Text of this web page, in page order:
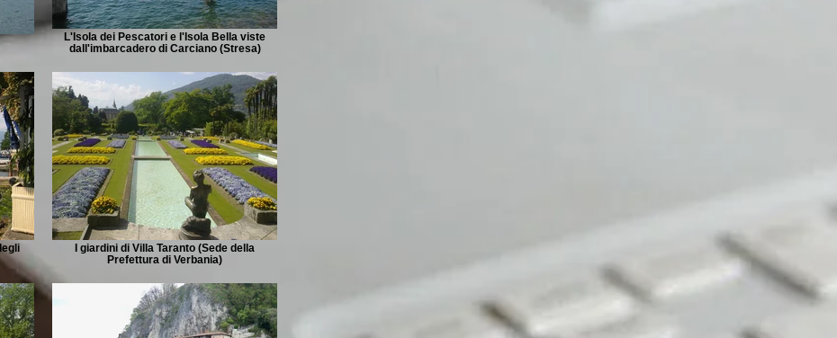
L'Isola dei Pescatori e l'Isola Bella viste
dall'imbarcadero di Carciano (Stresa)
I giardini di Villa Taranto (Sede della
Prefettura di Verbania)